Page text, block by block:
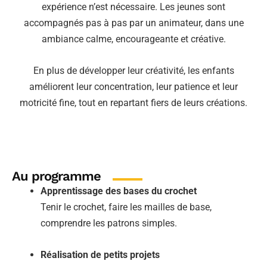
expérience n’est nécessaire. Les jeunes sont
accompagnés pas à pas par un animateur, dans une
ambiance calme, encourageante et créative.
En plus de développer leur créativité, les enfants
améliorent leur concentration, leur patience et leur
motricité fine, tout en repartant fiers de leurs créations.
Au programme
Apprentissage des bases du crochet
Tenir le crochet, faire les mailles de base,
comprendre les patrons simples.
Réalisation de petits projets